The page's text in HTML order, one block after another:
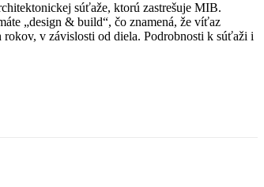
súťaže, ktorú zastrešuje MIB.
„design & build“, čo znamená, že víťaz
v závislosti od diela. Podrobnosti k súťaži i